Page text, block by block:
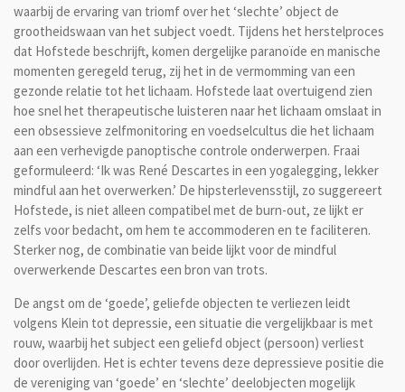
waarbij de ervaring van triomf over het ‘slechte’ object de
grootheidswaan van het subject voedt. Tijdens het herstelproces
dat Hofstede beschrijft, komen dergelijke paranoïde en manische
momenten geregeld terug, zij het in de vermomming van een
gezonde relatie tot het lichaam. Hofstede laat overtuigend zien
hoe snel het therapeutische luisteren naar het lichaam omslaat in
een obsessieve zelfmonitoring en voedselcultus die het lichaam
aan een verhevigde panoptische controle onderwerpen. Fraai
geformuleerd: ‘Ik was René Descartes in een yogalegging, lekker
mindful aan het overwerken.’ De hipsterlevensstijl, zo suggereert
Hofstede, is niet alleen compatibel met de burn-out, ze lijkt er
zelfs voor bedacht, om hem te accommoderen en te faciliteren.
Sterker nog, de combinatie van beide lijkt voor de mindful
overwerkende Descartes een bron van trots.
De angst om de ‘goede’, geliefde objecten te verliezen leidt
volgens Klein tot depressie, een situatie die vergelijkbaar is met
rouw, waarbij het subject een geliefd object (persoon) verliest
door overlijden. Het is echter tevens deze depressieve positie die
de vereniging van ‘goede’ en ‘slechte’ deelobjecten mogelijk